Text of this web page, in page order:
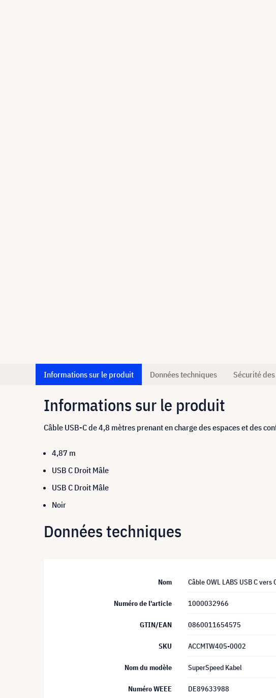
Informations sur le produit Données techniques Sécurité
Informations sur le produit
Câble USB-C de 4,8 mètres prenant en charge des espaces et des
4,87 m
USB C Droit Mâle
USB C Droit Mâle
Noir
Données techniques
Nom Câble OWL LABS USB C
Numéro de l'article 1000032966
GTIN/EAN 0860011654575
SKU ACCMTW405-0002
Nom du modèle SuperSpeed Kabel
Numéro WEEE DE89633988